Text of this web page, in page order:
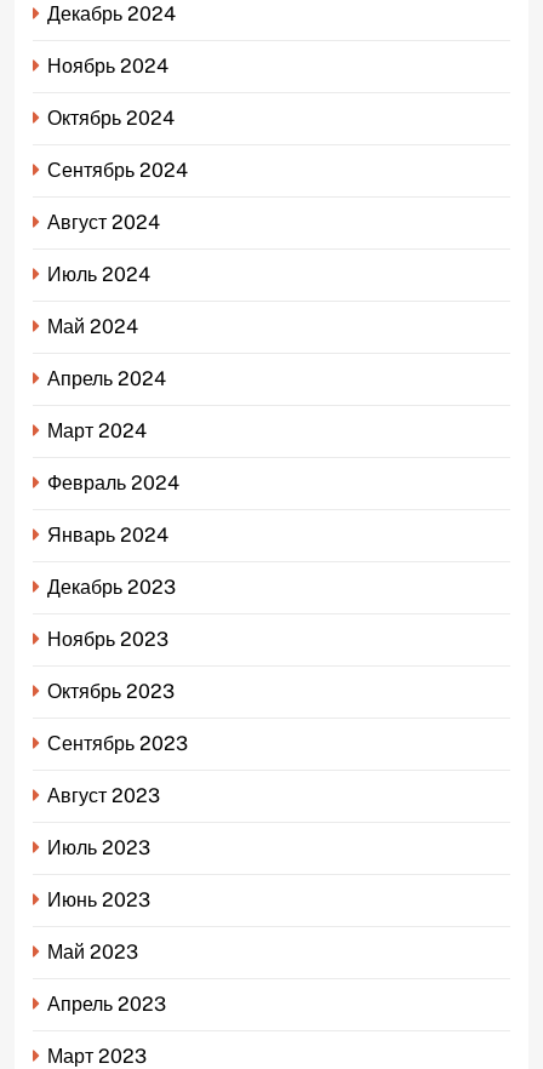
Декабрь 2024
Ноябрь 2024
Октябрь 2024
Сентябрь 2024
Август 2024
Июль 2024
Май 2024
Апрель 2024
Март 2024
Февраль 2024
Январь 2024
Декабрь 2023
Ноябрь 2023
Октябрь 2023
Сентябрь 2023
Август 2023
Июль 2023
Июнь 2023
Май 2023
Апрель 2023
Март 2023